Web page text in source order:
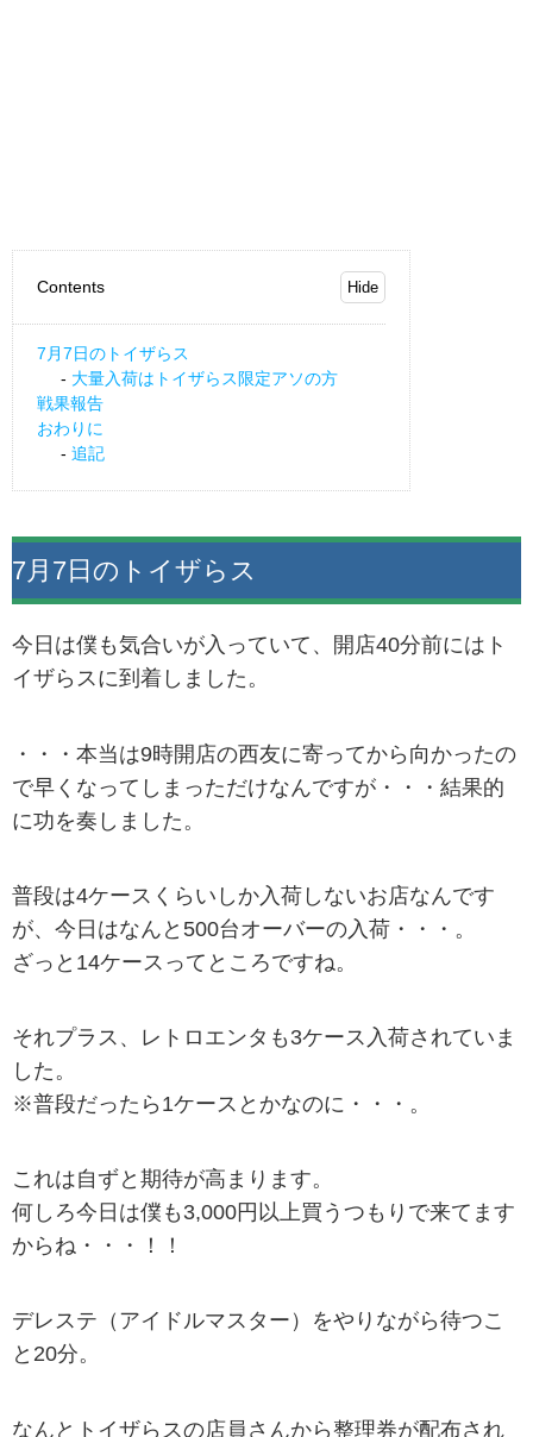
Contents
7月7日のトイザらス
大量入荷はトイザらス限定アソの方
戦果報告
おわりに
追記
7月7日のトイザらス
今日は僕も気合いが入っていて、開店40分前にはト
イザらスに到着しました。
・・・本当は9時開店の西友に寄ってから向かったの
で早くなってしまっただけなんですが・・・結果的
に功を奏しました。
普段は4ケースくらいしか入荷しないお店なんです
が、今日はなんと500台オーバーの入荷・・・。
ざっと14ケースってところですね。
それプラス、レトロエンタも3ケース入荷されていま
した。
※普段だったら1ケースとかなのに・・・。
これは自ずと期待が高まります。
何しろ今日は僕も3,000円以上買うつもりで来てます
からね・・・！！
デレステ（アイドルマスター）をやりながら待つこ
と20分。
なんとトイザらスの店員さんから整理券が配布され